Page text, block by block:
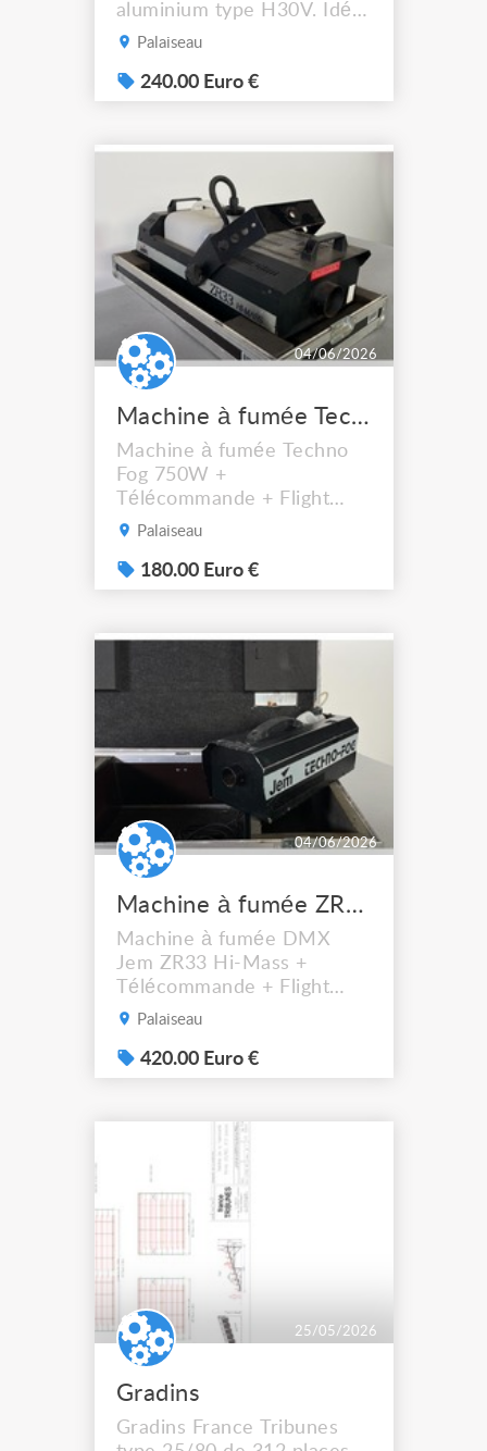
aluminium type H30V. Idéal
pour les sociétés de
les installations techniques,
il facilite la manutention, le
des structures tout en
optimisant l’espace de
stockage. Caractéristiques
physiques Lo...
Palaiseau
240.00 Euro €
04/06/2026
Machine à fumée Techno Fog
Machine à fumée Techno
Fog 750W +
Télécommande + Flight
Case Compacte et efficace,
Fog 750W est idéale pour
créer rapidement une
soirées, prestations DJ ou
forts Format compact et
facile à transporter Mise en
œuvre simple ...
Palaiseau
180.00 Euro €
04/06/2026
Machine à fumée ZR33 DMX HiMass Jem
Machine à fumée DMX
Jem ZR33 Hi-Mass +
Télécommande + Flight
Case Apportez puissance et
scéniques avec la machine
à fumée professionnelle
pour les environnements
exigeants, elle offre un
débit impressionnant et
une excellente tenue dans
Palaiseau
420.00 Euro €
25/05/2026
Gradins
Gradins France Tribunes